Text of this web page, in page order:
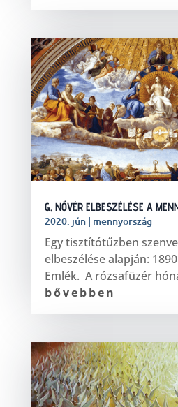
G. NŐVÉR ELBESZÉLÉSE A
2020. jún| mennyország
Egy tisztítótűzben
elbeszélése alapján:​
Emlék. A rózsafüzér
bővebben